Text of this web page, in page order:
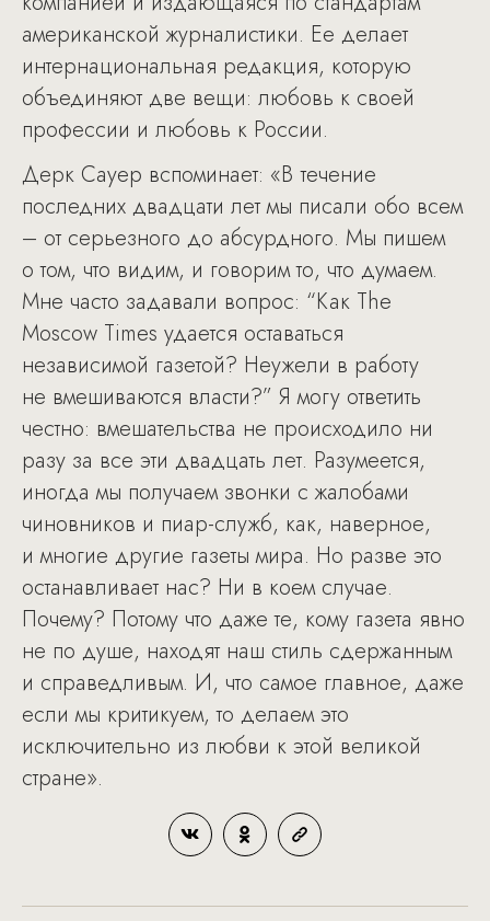
американской журналистики. Ее делает
интернациональная редакция, которую
объединяют две вещи: любовь к своей
профессии и любовь к России.
Дерк Сауер вспоминает: «В течение
последних двадцати лет мы писали обо всем
– от серьезного до абсурдного. Мы пишем
о том, что видим, и говорим то, что думаем.
Мне часто задавали вопрос: “Как The
Moscow Times удается оставаться
независимой газетой? Неужели в работу
не вмешиваются власти?” Я могу ответить
честно: вмешательства не происходило ни
разу за все эти двадцать лет. Разумеется,
иногда мы получаем звонки с жалобами
чиновников и пиар-служб, как, наверное,
и многие другие газеты мира. Но разве это
останавливает нас? Ни в коем случае.
Почему? Потому что даже те, кому газета явно
не по душе, находят наш стиль сдержанным
и справедливым. И, что самое главное, даже
если мы критикуем, то делаем это
исключительно из любви к этой великой
стране».